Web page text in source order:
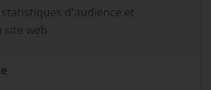
d'audience et
web